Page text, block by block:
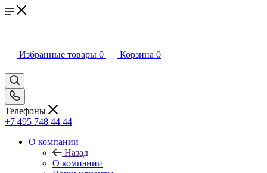
Избранные товары 0 Корзина 0
Телефоны
+7 495 748 44 44
О компании
Назад
О компании